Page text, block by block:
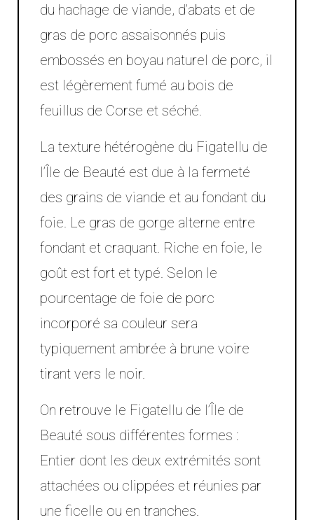
du hachage de viande, d’abats et de
gras de porc assaisonnés puis
embossés en boyau naturel de porc, il
est légèrement fumé au bois de
feuillus de Corse et séché.
La texture hétérogène du Figatellu de
l’Île de Beauté est due à la fermeté
des grains de viande et au fondant du
foie. Le gras de gorge alterne entre
fondant et craquant. Riche en foie, le
goût est fort et typé. Selon le
pourcentage de foie de porc
incorporé sa couleur sera
typiquement ambrée à brune voire
tirant vers le noir.
On retrouve le Figatellu de l’Île de
Beauté sous différentes formes :
Entier dont les deux extrémités sont
attachées ou clippées et réunies par
une ficelle ou en tranches.